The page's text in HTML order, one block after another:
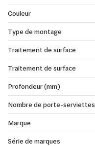
Couleur
Type de montage
Traitement de surface
Traitement de surface
Profondeur (mm)
Nombre de porte-serviettes
Marque
Série de marques